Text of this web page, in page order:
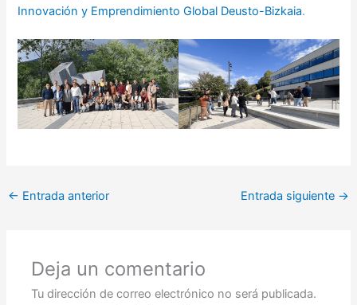
Innovación y Emprendimiento Global Deusto-Bizkaia.
← Entrada anterior Entrada siguiente →
Deja un comentario
Tu dirección de correo electrónico no será publicada.